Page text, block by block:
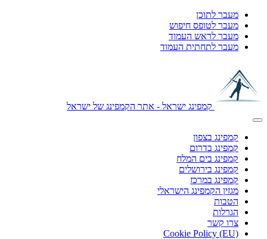
מעבר לתוכן
מעבר לטופס חיפוש
מעבר לראש העמוד
מעבר לתחתית העמוד
קמפינג ישראל - אתר הקמפינג של ישראל
קמפינג בצפון
קמפינג בדרום
קמפינג בים המלח
קמפינג בירושלים
קמפינג במרכז
מגזין הקמפינג הישראלי
הטבות
הגרלות
צרו קשר
Cookie Policy (EU)